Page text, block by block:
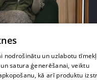
mātes rīcībā
nodrošinātu un uzlabotu
satura ģenerēšanai, veiktu
kā arī produktu